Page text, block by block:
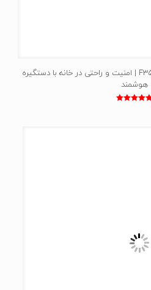
دستگیره دیجیتال هوم لاک F350 | امنیت و راحتی در خانه‌ با دستگیره
هوشمند